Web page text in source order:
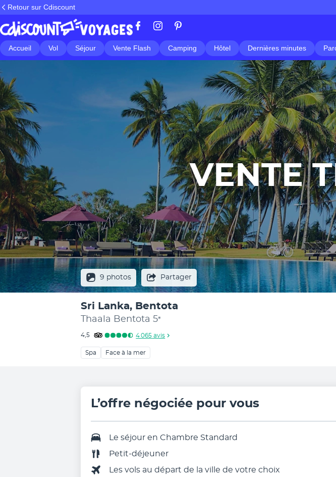
Retour sur Cdiscount
Accueil Vol Séjour Vente Flash Camping Hôtel Dernières minutes
VENTE
9 photos Partager
Sri Lanka, Bentota
Thaala Bentota 5*
4,5 4 065 avis
Spa Face à la mer
L’offre négociée pour vous
Le séjour en Chambre Standard
Petit-déjeuner
Les vols au départ de la ville de votre choix